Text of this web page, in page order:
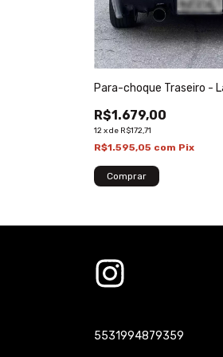
Para-choque Traseiro -
R$1.679,00
12xde R$172,71
R$1.595,05 com Pix
Comprar
5531994879359